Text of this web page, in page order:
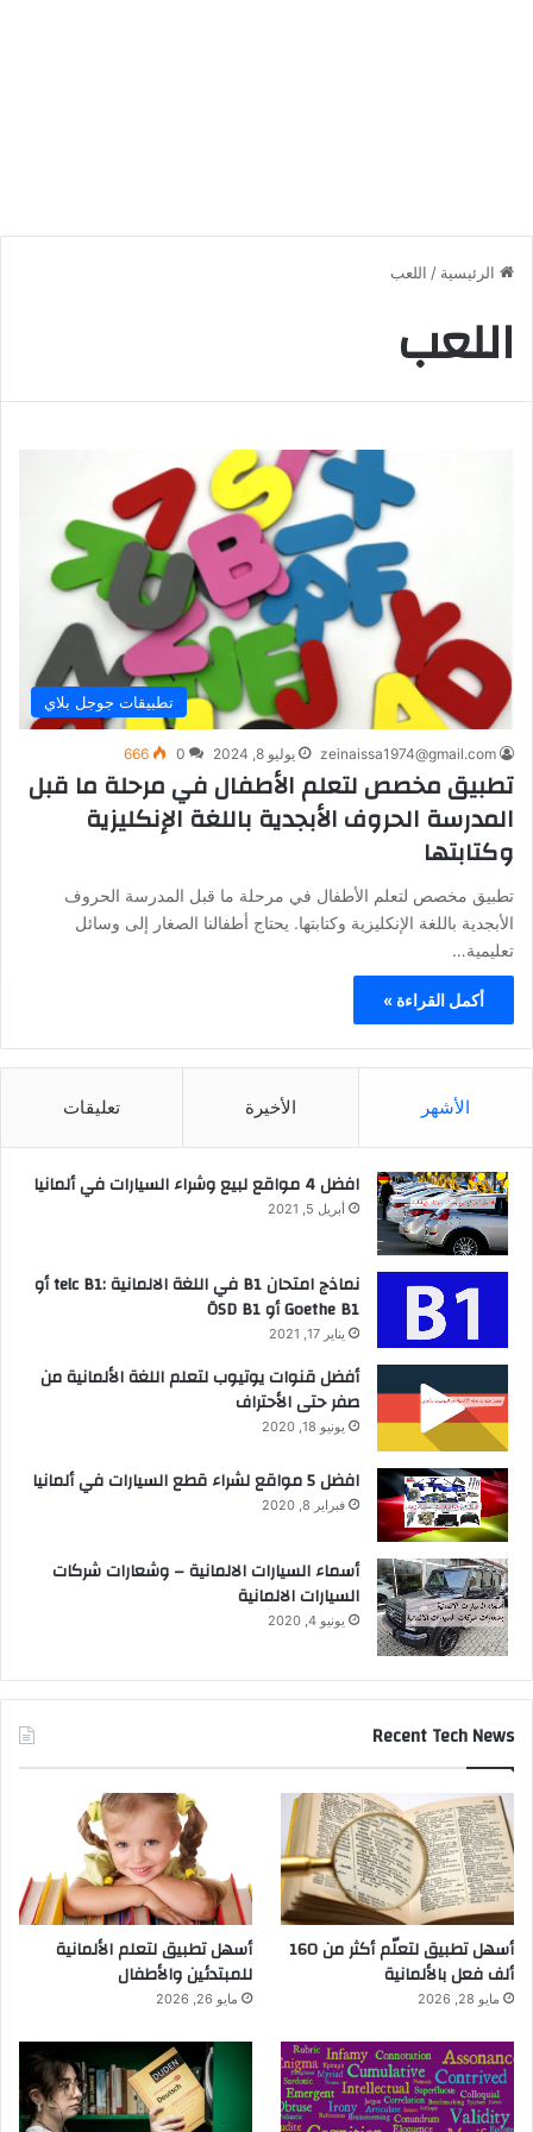
الرئيسية / اللعب
اللعب
تطبيقات جوجل بلاي
zeinaissa1974@gmail.com يوليو 8, 2024 0
666
تطبيق مخصص لتعلم الأطفال في مرحلة ما قبل
المدرسة الحروف الأبجدية باللغة الإنكليزية
وكتابتها
تطبيق مخصص لتعلم الأطفال في مرحلة ما قبل المدرسة الحروف
الأبجدية باللغة الإنكليزية وكتابتها. يحتاج أطفالنا الصغار إلى وسائل
تعليمية…
أكمل القراءة »
الأشهر الأخيرة تعليقات
افضل 4 مواقع لبيع وشراء السيارات في ألمانيا
أبريل 5, 2021
نماذج امتحان B1 في اللغة الالمانية :telc B1 أو
Goethe B1 أو ÖSD B1
يناير 17, 2021
أفضل قنوات يوتيوب لتعلم اللغة الألمانية من
صفر حتى الأحتراف
يونيو 18, 2020
افضل 5 مواقع لشراء قطع السيارات في ألمانيا
فبراير 8, 2020
أسماء السيارات الالمانية – وشعارات شركات
السيارات الالمانية
يونيو 4, 2020
Recent Tech News
أسهل تطبيق لتعلّم أكثر من 160
ألف فعل بالألمانية
مايو 28, 2026
أسهل تطبيق لتعلم الألمانية
للمبتدئين والأطفال
مايو 26, 2026